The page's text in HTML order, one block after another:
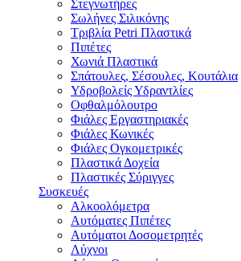
Στεγνωτήρες
Σωλήνες Σιλικόνης
Τριβλία Petri Πλαστικά
Πιπέτες
Χωνιά Πλαστικά
Σπάτουλες, Σέσουλες, Κουτάλια
Υδροβολείς Υδραντλίες
Οφθαλμόλουτρο
Φιάλες Εργαστηριακές
Φιάλες Κωνικές
Φιάλες Ογκομετρικές
Πλαστικά Δοχεία
Πλαστικές Σύριγγες
Συσκευές
Αλκοολόμετρα
Αυτόματες Πιπέτες
Αυτόματοι Δοσομετρητές
Λύχνοι